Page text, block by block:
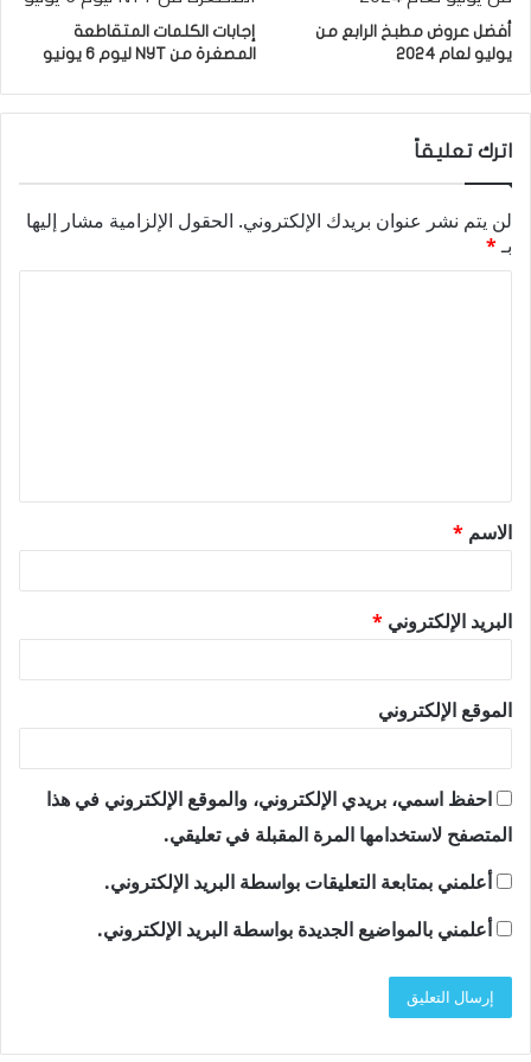
أفضل عروض مطبخ الرابع من
يوليو لعام 2024
إجابات الكلمات المتقاطعة
المصغرة من NYT ليوم 6 يونيو
اترك تعليقاً
لن يتم نشر عنوان بريدك الإلكتروني. الحقول الإلزامية مشار إليها
بـ*
ق
*
الاسم *
البريد الإلكتروني *
الموقع الإلكتروني
احفظ اسمي، بريدي الإلكتروني، والموقع الإلكتروني في هذا
المتصفح لاستخدامها المرة المقبلة في تعليقي.
أعلمني بمتابعة التعليقات بواسطة البريد الإلكتروني.
أعلمني بالمواضيع الجديدة بواسطة البريد الإلكتروني.